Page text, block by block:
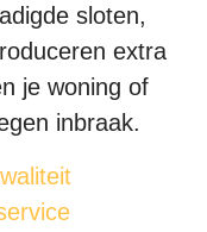
sloten,
extra
je woning of
inbraak.